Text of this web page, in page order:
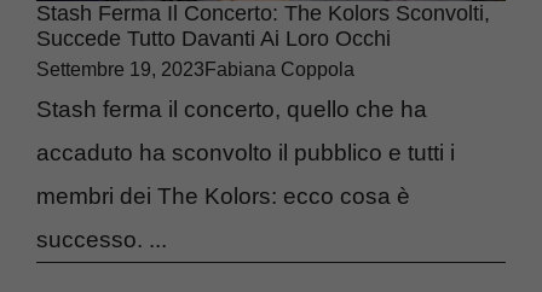
Stash Ferma Il Concerto: The Kolors Sconvolti,
Succede Tutto Davanti Ai Loro Occhi
Settembre 19, 2023 Fabiana Coppola
Stash ferma il concerto, quello che ha
accaduto ha sconvolto il pubblico e tutti i
membri dei The Kolors: ecco cosa è
successo. ...